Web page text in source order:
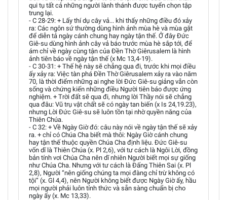
qui tụ tất cả những người lành thánh được tuyển chọn tập
trung lại.
- C 28-29: + Lấy thí dụ cây vả... khi thấy những điều đó xảy
ra: Các ngôn sứ thường dùng hình ảnh mùa hè và mùa gặt
để diễn tả ngày cánh chung hay ngày tận thế. Ở đây Đức
Giê-su dùng hình ảnh cây vả báo trước mùa hè sắp tới, để
ám chỉ về ngày cùng tận của Đền Thờ Giêrusalem là hình
ảnh tiên báo về ngày tận thế (x Mc 13,4-19).
- C 30-31: + Thế hệ này sẽ chẳng qua đi, trước khi mọi điều
ấy xảy ra: Việc tàn phá Đền Thờ Giêrusalem xảy ra vào năm
70, là thời điểm những ai nghe lời Đức Giê-su giảng vẫn còn
sống và chứng kiến những điều Người tiên báo được ứng
nghiệm. + Trời đất sẽ qua đi, nhưng lời Thầy nói sẽ chẳng
qua đâu: Vũ trụ vật chất sẽ có ngày tan biến (x Is 24,19.23),
nhưng Lời Đức Giê-su sẽ luôn tồn tại nhờ quyền năng của
Thiên Chúa.
- C 32: + Về Ngày Giờ đó: câu này nói về ngày tận thế sẽ xảy
ra. + chỉ có Chúa Cha biết mà thôi: Ngày Giờ cánh chung
hay tận thế thuộc quyền Chúa Cha định liệu. Đức Giê-su
vốn dĩ là Thiên Chúa (x. Pl 2,6), với tư cách là Ngôi Lời, đồng
bản tính vơi Chúa Cha nên dĩ nhiên Người biết mọi sự giống
như Chúa Cha. Nhưng với tư cách là Đấng Thiên Sai (x. Pl
2,8), Người “nên giống chúng ta mọi đàng chỉ trừ không có
tội” (x. Gl 4,4), nên Người không biết được Ngày Giờ ấy, hầu
mọi người phải luôn tỉnh thức và sẵn sàng chuẩn bị cho
ngày ấy (x. Mc 13,33).